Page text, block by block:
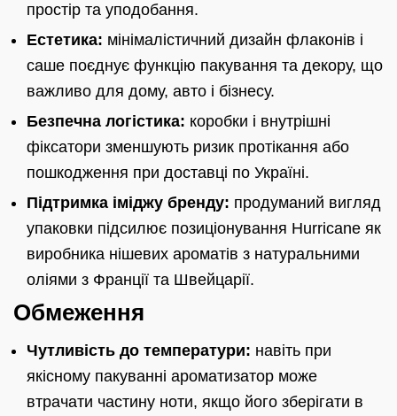
простір та уподобання.
Естетика: мінімалістичний дизайн флаконів і
саше поєднує функцію пакування та декору, що
важливо для дому, авто і бізнесу.
Безпечна логістика: коробки і внутрішні
фіксатори зменшують ризик протікання або
пошкодження при доставці по Україні.
Підтримка іміджу бренду: продуманий вигляд
упаковки підсилює позиціонування Hurricane як
виробника нішевих ароматів з натуральними
оліями з Франції та Швейцарії.
Обмеження
Чутливість до температури: навіть при
якісному пакуванні ароматизатор може
втрачати частину ноти, якщо його зберігати в